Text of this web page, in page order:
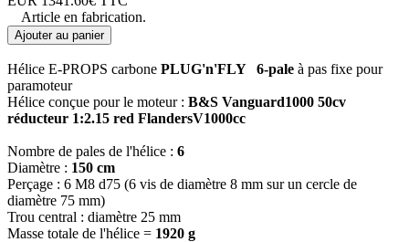
Article en fabrication.
Ajouter au panier
Hélice E-PROPS carbone PLUG'n'FLY 6-pale à pas fixe pour
paramoteur
Hélice conçue pour le moteur : B&S Vanguard1000 50cv
réducteur 1:2.15 red FlandersV1000cc
Nombre de pales de l'hélice : 6
Diamètre : 150 cm
Perçage : 6 M8 d75 (6 vis de diamètre 8 mm sur un cercle de
diamètre 75 mm)
Trou central : diamètre 25 mm
Masse totale de l'hélice = 1920 g